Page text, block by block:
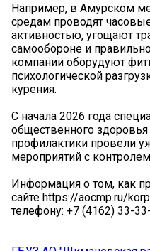
Например, в Амурском
средам проводят
активностью, угощают
самообороне и
компании оборудуют
психологической
курения.
С начала 2026 года
общественного
профилактики провели
мероприятий с
Информация о том, как
сайте https://aocmp.ru/
телефону: +7 (4162) 33-